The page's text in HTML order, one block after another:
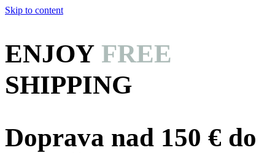
Skip to content
ENJOY FREE
SHIPPING
Doprava nad 150 € do